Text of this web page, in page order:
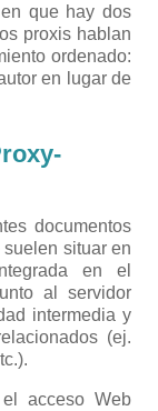
que hay dos
proxis hablan
ordenado:
en lugar de
documentos
situar en
en el
al servidor
intermedia y
(ej.
acceso Web